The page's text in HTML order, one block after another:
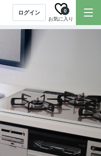
ログイン
お気に入り
0